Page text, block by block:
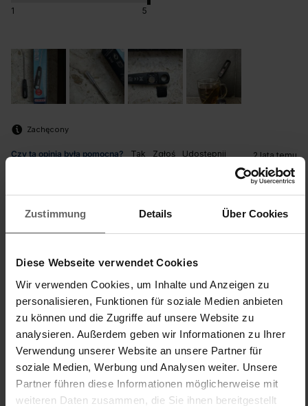
Zustimmung Details Über Cookies
Diese Webseite verwendet Cookies
Wir verwenden Cookies, um Inhalte und Anzeigen zu
personalisieren, Funktionen für soziale Medien anbieten
zu können und die Zugriffe auf unsere Website zu
analysieren. Außerdem geben wir Informationen zu Ihrer
Verwendung unserer Website an unsere Partner für
soziale Medien, Werbung und Analysen weiter. Unsere
Partner führen diese Informationen möglicherweise mit
weiteren Daten zusammen, die Sie ihnen bereitgestellt
1 5
Zachęcony
Czy ta opinia była pomocna? Tak Zgłoś Udostępnij 2 lata temu
Verified Customer
Kimi96
Tolles Thermometer
Digitales Küchenthermometer
Das Thermometer funktioniert einwandfrei, es ist super zu
verstauen und sehr handlich.